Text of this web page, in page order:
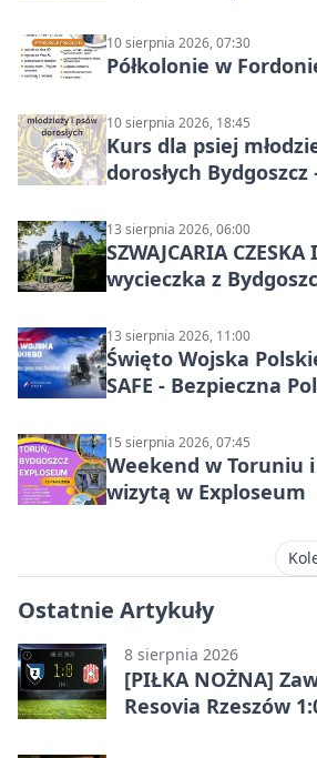
10 sierpnia 2026, 07:30
Półkolonie w
10 sierpnia 2026, 18:45
Kurs dla psiej
dorosłych
13 sierpnia 2026, 06:00
SZWAJCARIA
wycieczka z
13 sierpnia 2026, 11:00
Święto Wojska
SAFE - Bezpieczna
15 sierpnia 2026, 07:45
Weekend w Toruniu
wizytą w Exploseum
Ostatnie Artykuły
8 sierpnia 2026
[PIŁKA NOŻNA]
Resovia Rzeszów